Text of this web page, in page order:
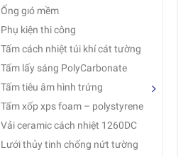
Ống gıó mềm
Phụ kiện thi công
Tấm cách nhiệt túi khí cát tường
Tấm lấy sáng PolyCarbonate
Tấm tiêu âm hình trứng
Tấm xốp xps foam – polystyrene
Vải ceramic cách nhiệt 1260DC
Lưới thủy tinh chống nứt tường